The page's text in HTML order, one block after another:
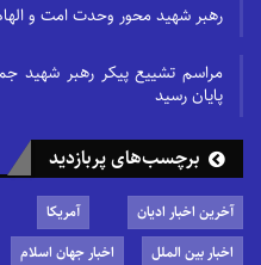
رهبر شهید محور وحدت امت و
مراسم تشییع پیکر رهبر شهید
پایان رسید
برچسب‌های پربازدید
آخرین اخبار ادیان آمریکا
اخبار بین الملل
اخبار جهان اسلام